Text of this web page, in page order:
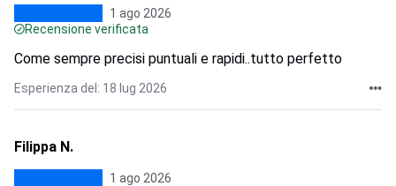
1 ago 2026
Recensione verificata
Come sempre precisi puntuali e rapidi..tutto perfetto
Esperienza del: 18 lug 2026
Filippa N.
1 ago 2026